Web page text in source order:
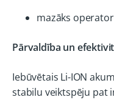
mazāks
Pārvaldība un
Iebūvētais Li-ION
stabilu veiktspēju pat